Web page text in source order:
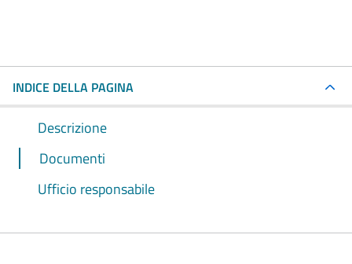
INDICE DELLA PAGINA
Descrizione
Documenti
Ufficio responsabile